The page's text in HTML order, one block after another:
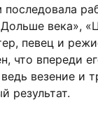
века»,
певец и
что впереди
везение и
результат.